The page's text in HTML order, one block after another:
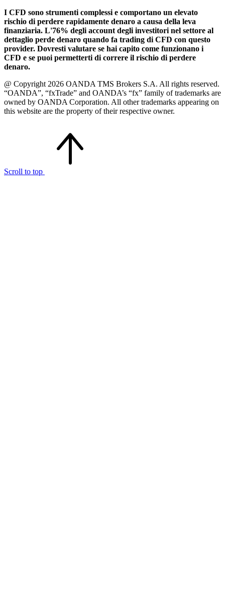
I CFD sono strumenti complessi e comportano un elevato
rischio di perdere rapidamente denaro a causa della leva
finanziaria. L'76% degli account degli investitori nel settore al
dettaglio perde denaro quando fa trading di CFD con questo
provider. Dovresti valutare se hai capito come funzionano i
CFD e se puoi permetterti di correre il rischio di perdere
denaro.
@ Copyright 2026 OANDA TMS Brokers S.A. All rights reserved.
“OANDA”, “fxTrade” and OANDA’s “fx” family of trademarks are
owned by OANDA Corporation. All other trademarks appearing on
this website are the property of their respective owner.
Scroll to top